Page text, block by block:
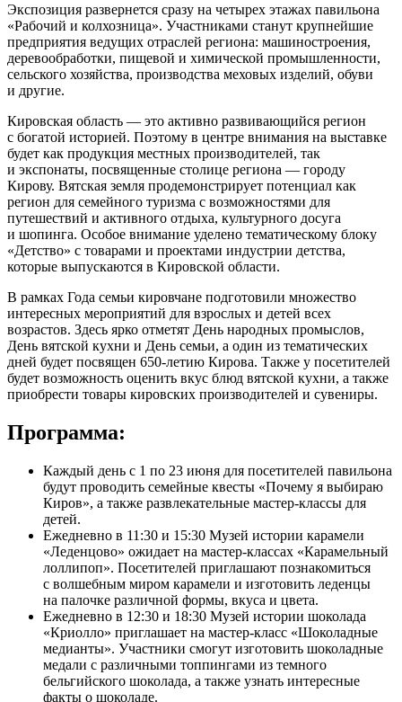
Экспозиция развернется сразу на четырех этажах павильона
«Рабочий и колхозница». Участниками станут крупнейшие
предприятия ведущих отраслей региона: машиностроения,
деревообработки, пищевой и химической промышленности,
сельского хозяйства, производства меховых изделий, обуви
и другие.
Кировская область — это активно развивающийся регион
с богатой историей. Поэтому в центре внимания на выставке
будет как продукция местных производителей, так
и экспонаты, посвященные столице региона — городу
Кирову. Вятская земля продемонстрирует потенциал как
регион для семейного туризма с возможностями для
путешествий и активного отдыха, культурного досуга
и шопинга. Особое внимание уделено тематическому блоку
«Детство» с товарами и проектами индустрии детства,
которые выпускаются в Кировской области.
В рамках Года семьи кировчане подготовили множество
интересных мероприятий для взрослых и детей всех
возрастов. Здесь ярко отметят День народных промыслов,
День вятской кухни и День семьи, а один из тематических
дней будет посвящен 650-летию Кирова. Также у посетителей
будет возможность оценить вкус блюд вятской кухни, а также
приобрести товары кировских производителей и сувениры.
Программа:
Каждый день с 1 по 23 июня для посетителей павильона
будут проводить семейные квесты «Почему я выбираю
Киров», а также развлекательные мастер-классы для
детей.
Ежедневно в 11:30 и 15:30 Музей истории карамели
«Леденцово» ожидает на мастер-классах «Карамельный
лоллипоп». Посетителей приглашают познакомиться
с волшебным миром карамели и изготовить леденцы
на палочке различной формы, вкуса и цвета.
Ежедневно в 12:30 и 18:30 Музей истории шоколада
«Криолло» приглашает на мастер-класс «Шоколадные
медианты». Участники смогут изготовить шоколадные
медали с различными топпингами из темного
бельгийского шоколада, а также узнать интересные
факты о шоколаде.